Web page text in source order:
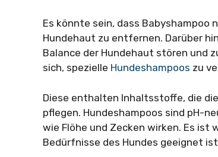
Es könnte sein, dass Babyshampoo
Hundehaut zu entfernen. Darüber
Balance der Hundehaut stören und
sich, spezielle Hundeshampoos zu
Diese enthalten Inhaltsstoffe, die
pflegen. Hundeshampoos sind pH-
wie Flöhe und Zecken wirken. Es ist
Bedürfnisse des Hundes geeignet